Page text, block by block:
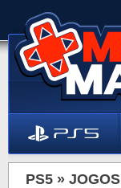
PS5 » JOGOS